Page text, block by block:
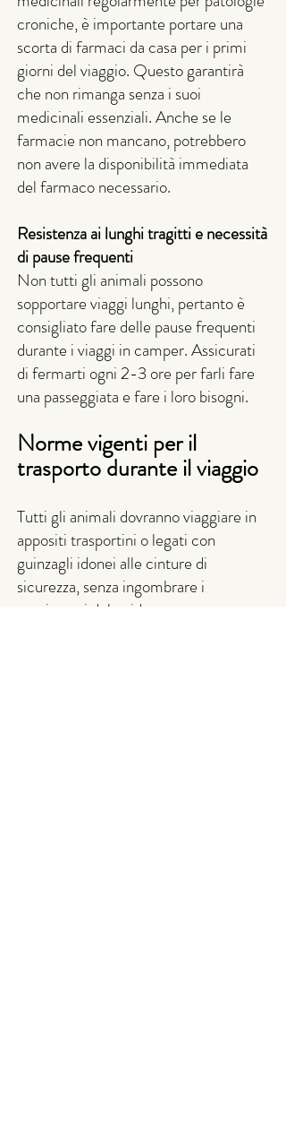
croniche, è importante portare una
scorta di farmaci da casa per i primi
giorni del viaggio. Questo garantirà
che non rimanga senza i suoi
medicinali essenziali. Anche se le
farmacie non mancano, potrebbero
non avere la disponibilità immediata
del farmaco necessario.
Resistenza ai lunghi tragitti e necessità
di pause frequenti
Non tutti gli animali possono
sopportare viaggi lunghi, pertanto è
consigliato fare delle pause frequenti
durante i viaggi in camper. Assicurati
di fermarti ogni 2-3 ore per farli fare
una passeggiata e fare i loro bisogni.
Norme vigenti per il
trasporto durante il viaggio
Tutti gli animali dovranno viaggiare in
appositi trasportini o legati con
guinzagli idonei alle cinture di
sicurezza, senza ingombrare i
movimenti del guidatore.